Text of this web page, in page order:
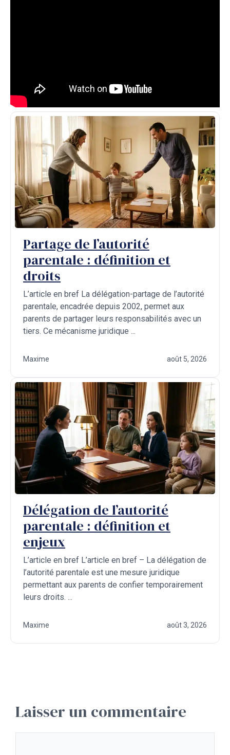
Partage de l’autorité
parentale : définition et
droits
L’article en bref La délégation-partage de l’autorité
parentale, encadrée depuis 2002, permet aux
parents de partager leurs responsabilités avec un
tiers. Ce mécanisme juridique ...
Maxime août 5, 2026
Délégation de l’autorité
parentale : définition et
enjeux
L’article en bref L’article en bref – La délégation de
l’autorité parentale est une mesure juridique
permettant aux parents de confier temporairement
leurs droits. ...
Maxime août 3, 2026
Laisser un commentaire